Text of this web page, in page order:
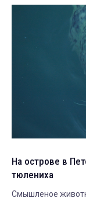
На острове в
тюлениха
Смышленое